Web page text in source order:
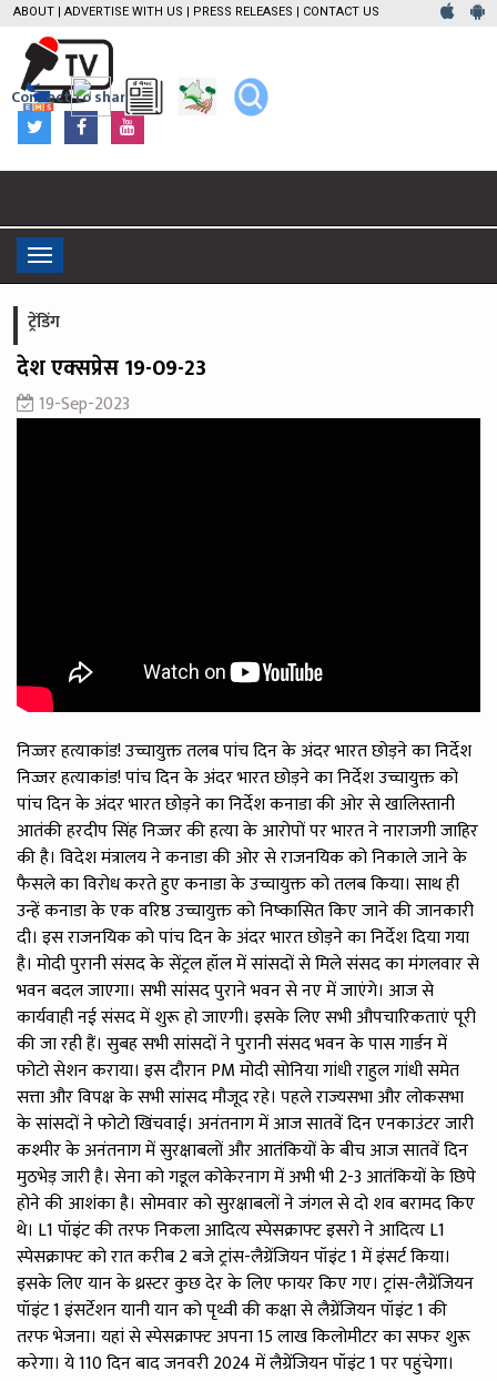
ABOUT | ADVERTISE WITH US | PRESS RELEASES | CONTACT US
Connect to share
Toggle
navigation
ट्रेंडिंग
देश एक्‍सप्रेस 19-09-23
19-Sep-2023
निज्जर हत्याकांड! उच्चायुक्त तलब पांच दिन के अंदर भारत छोड़ने का निर्देश
निज्जर हत्याकांड! पांच दिन के अंदर भारत छोड़ने का निर्देश उच्चायुक्त को
पांच दिन के अंदर भारत छोड़ने का निर्देश कनाडा की ओर से खालिस्तानी
आतंकी हरदीप सिंह निज्जर की हत्या के आरोपों पर भारत ने नाराजगी जाहिर
की है। विदेश मंत्रालय ने कनाडा की ओर से राजनयिक को निकाले जाने के
फैसले का विरोध करते हुए कनाडा के उच्चायुक्त को तलब किया। साथ ही
उन्हें कनाडा के एक वरिष्ठ उच्चायुक्त को निष्कासित किए जाने की जानकारी
दी। इस राजनयिक को पांच दिन के अंदर भारत छोड़ने का निर्देश दिया गया
है। मोदी पुरानी संसद के सेंट्रल हॉल में सांसदों से मिले संसद का मंगलवार से
भवन बदल जाएगा। सभी सांसद पुराने भवन से नए में जाएंगे। आज से
कार्यवाही नई संसद में शुरू हो जाएगी। इसके लिए सभी औपचारिकताएं पूरी
की जा रही हैं। सुबह सभी सांसदों ने पुरानी संसद भवन के पास गार्डन में
फोटो सेशन कराया। इस दौरान PM मोदी सोनिया गांधी राहुल गांधी समेत
सत्ता और विपक्ष के सभी सांसद मौजूद रहे। पहले राज्यसभा और लोकसभा
के सांसदों ने फोटो खिंचवाई। अनंतनाग में आज सातवें दिन एनकाउंटर जारी
कश्मीर के अनंतनाग में सुरक्षाबलों और आतंकियों के बीच आज सातवें दिन
मुठभेड़ जारी है। सेना को गडूल कोकेरनाग में अभी भी 2-3 आतंकियों के छिपे
होने की आशंका है। सोमवार को सुरक्षाबलों ने जंगल से दो शव बरामद किए
थे। L1 पॉइंट की तरफ निकला आदित्य स्पेसक्राफ्ट इसरो ने आदित्य L1
स्पेसक्राफ्ट को रात करीब 2 बजे ट्रांस-लैग्रेंजियन पॉइंट 1 में इंसर्ट किया।
इसके लिए यान के थ्रस्टर कुछ देर के लिए फायर किए गए। ट्रांस-लैग्रेंजियन
पॉइंट 1 इंसर्टेशन यानी यान को पृथ्वी की कक्षा से लैग्रेंजियन पॉइंट 1 की
तरफ भेजना। यहां से स्पेसक्राफ्ट अपना 15 लाख किलोमीटर का सफर शुरू
करेगा। ये 110 दिन बाद जनवरी 2024 में लैग्रेंजियन पॉइंट 1 पर पहुंचेगा।